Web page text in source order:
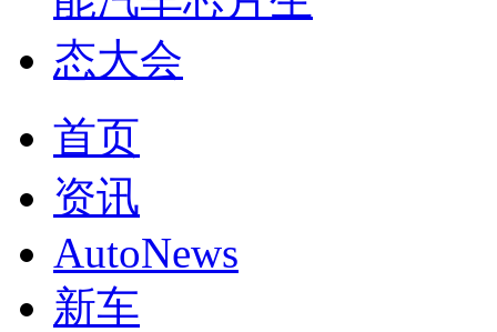
首页
资讯
AutoNews
新车